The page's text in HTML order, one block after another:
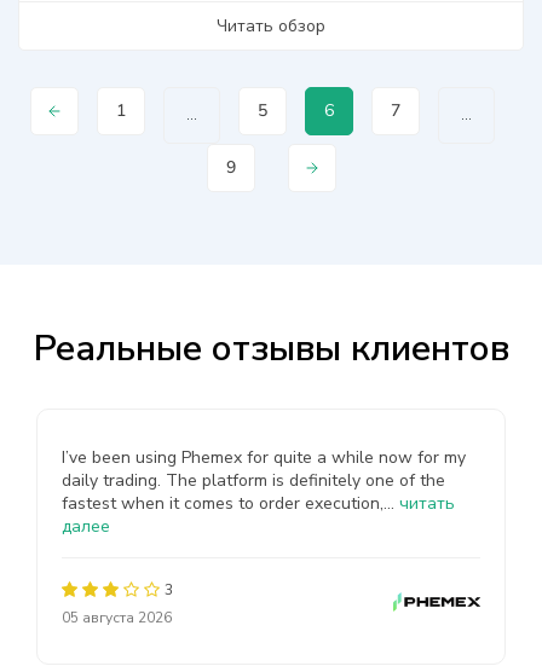
Читать обзор
1 ... 5 6 7 ...
9
Реальные отзывы клиентов
I’ve been using Phemex for quite a while now for my
daily trading. The platform is definitely one of the
fastest when it comes to order execution,... читать
далее
3
05 августа 2026